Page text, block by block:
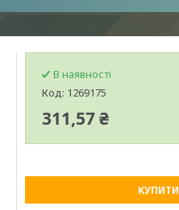
В наявності
Код: 1269175
311,57 ₴
КУПИТИ